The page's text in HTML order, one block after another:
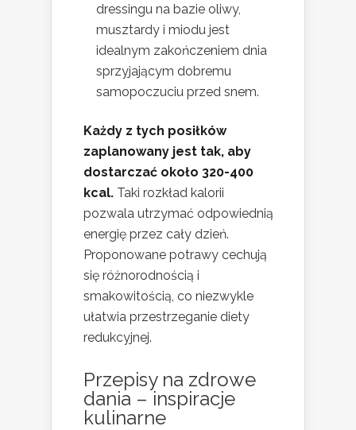
dressingu na bazie oliwy,
musztardy i miodu jest
idealnym zakończeniem dnia
sprzyjającym dobremu
samopoczuciu przed snem.
Każdy z tych posiłków
zaplanowany jest tak, aby
dostarczać około 320-400
kcal. Taki rozkład kalorii
pozwala utrzymać odpowiednią
energię przez cały dzień.
Proponowane potrawy cechują
się różnorodnością i
smakowitością, co niezwykle
ułatwia przestrzeganie diety
redukcyjnej.
Przepisy na zdrowe
dania – inspiracje
kulinarne